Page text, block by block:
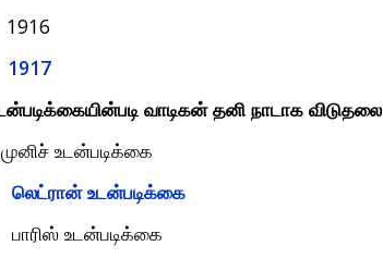
1917
வாடிகன் தனி நாடாக விடுதலை
முனிச் உடன்படிக்கை
லெட்ரான் உடன்படிக்கை
பாரிஸ் உடன்படிக்கை